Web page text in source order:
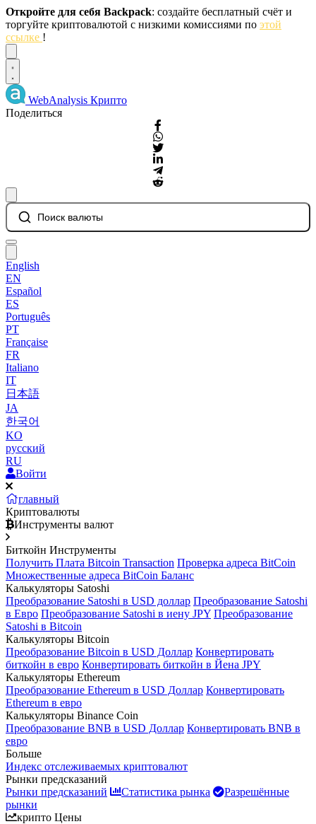
Откройте для себя Backpack: создайте бесплатный счёт и
торгуйте криптовалютой с низкими комиссиями по этой
ссылке !
WebAnalysis Крипто
Поделиться
Поиск валюты
English
EN
Español
ES
Português
PT
Française
FR
Italiano
IT
日本語
JA
한국어
KO
русский
RU
Войти
главный
Криптовалюты
Инструменты валют
Биткойн Инструменты
Получить Плата Bitcoin Transaction Проверка адреса BitCoin
Множественные адреса BitCoin Баланс
Калькуляторы Satoshi
Преобразование Satoshi в USD доллар Преобразование Satoshi
в Евро Преобразование Satoshi в иену JPY Преобразование
Satoshi в Bitcoin
Калькуляторы Bitcoin
Преобразование Bitcoin в USD Доллар Конвертировать
биткойн в евро Конвертировать биткойн в Йена JPY
Калькуляторы Ethereum
Преобразование Ethereum в USD Доллар Конвертировать
Ethereum в евро
Калькуляторы Binance Coin
Преобразование BNB в USD Доллар Конвертировать BNB в
евро
Больше
Индекс отслеживаемых криптовалют
Рынки предсказаний
Рынки предсказаний
Статистика рынка
Разрешённые
рынки
крипто Цены